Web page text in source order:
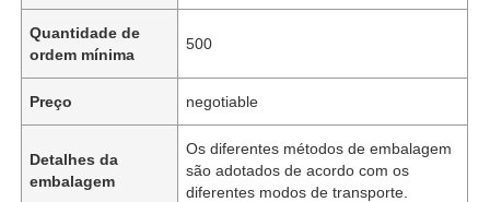
Quantidade de
ordem mínima
500
Preço negotiable
Detalhes da
embalagem
Os diferentes métodos de embalagem
são adotados de acordo com os
diferentes modos de transporte.